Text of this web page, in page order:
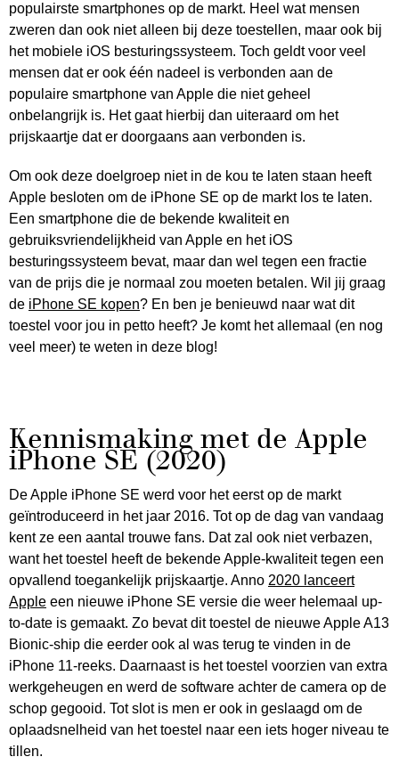
populairste smartphones op de markt. Heel wat mensen
zweren dan ook niet alleen bij deze toestellen, maar ook bij
het mobiele iOS besturingssysteem. Toch geldt voor veel
mensen dat er ook één nadeel is verbonden aan de
populaire smartphone van Apple die niet geheel
onbelangrijk is. Het gaat hierbij dan uiteraard om het
prijskaartje dat er doorgaans aan verbonden is.
Om ook deze doelgroep niet in de kou te laten staan heeft
Apple besloten om de iPhone SE op de markt los te laten.
Een smartphone die de bekende kwaliteit en
gebruiksvriendelijkheid van Apple en het iOS
besturingssysteem bevat, maar dan wel tegen een fractie
van de prijs die je normaal zou moeten betalen. Wil jij graag
de iPhone SE kopen? En ben je benieuwd naar wat dit
toestel voor jou in petto heeft? Je komt het allemaal (en nog
veel meer) te weten in deze blog!
Kennismaking met de Apple
iPhone SE (2020)
De Apple iPhone SE werd voor het eerst op de markt
geïntroduceerd in het jaar 2016. Tot op de dag van vandaag
kent ze een aantal trouwe fans. Dat zal ook niet verbazen,
want het toestel heeft de bekende Apple-kwaliteit tegen een
opvallend toegankelijk prijskaartje. Anno 2020 lanceert
Apple een nieuwe iPhone SE versie die weer helemaal up-
to-date is gemaakt. Zo bevat dit toestel de nieuwe Apple A13
Bionic-ship die eerder ook al was terug te vinden in de
iPhone 11-reeks. Daarnaast is het toestel voorzien van extra
werkgeheugen en werd de software achter de camera op de
schop gegooid. Tot slot is men er ook in geslaagd om de
oplaadsnelheid van het toestel naar een iets hoger niveau te
tillen.